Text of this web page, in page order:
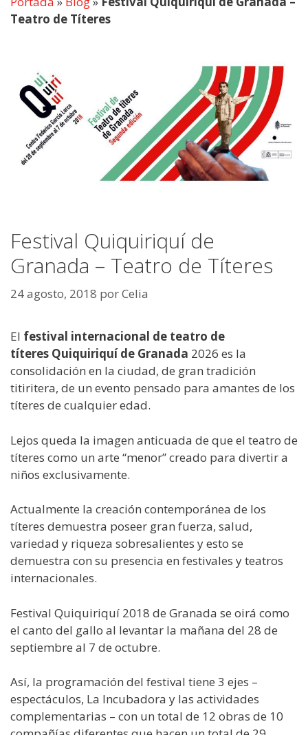
Teatro de Títeres
Festival Quiquiriquí de
Granada – Teatro de Títeres
24 agosto, 2018 porCelia
El festival internacional de teatro de
títeres Quiquiriquí de Granada 2026 es la
consolidación en la ciudad, de gran tradición
titiritera, de un evento pensado para amantes de los
títeres de cualquier edad.
Lejos queda la imagen anticuada de que el teatro de
títeres como un arte “menor” creado para divertir a
niños exclusivamente.
Actualmente la creación contemporánea de los
títeres demuestra poseer gran fuerza, salud,
variedad y riqueza sobresalientes y esto se
demuestra con su presencia en festivales y teatros
internacionales.
Festival Quiquiriquí 2018 de Granada se oirá como
el canto del gallo al levantar la mañana del 28 de
septiembre al 7 de octubre.
Así, la programación del festival tiene 3 ejes –
espectáculos, La Incubadora y las actividades
complementarias – con un total de 12 obras de 10